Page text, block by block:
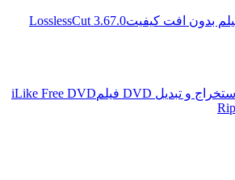
بدون افت کیفیتLosslessCut 3.67.0
iLike Free DVD